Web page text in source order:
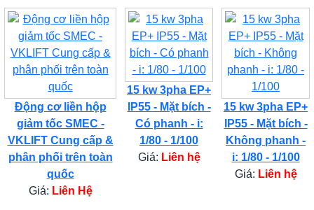
Động cơ liền hộp
giảm tốc SMEC -
VKLIFT Cung cấp &
phân phối trên toàn
quốc
Giá: Liên Hệ
15 kw 3pha EP+
IP55 - Mặt bích -
Có phanh - i:
1/80 - 1/100
Giá: Liên hệ
15 kw 3pha EP+
IP55 - Mặt bích -
Không phanh -
i: 1/80 - 1/100
Giá: Liên hệ